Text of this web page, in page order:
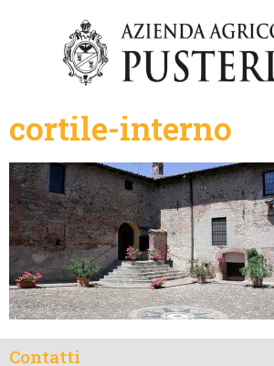
cortile-interno
Contatti